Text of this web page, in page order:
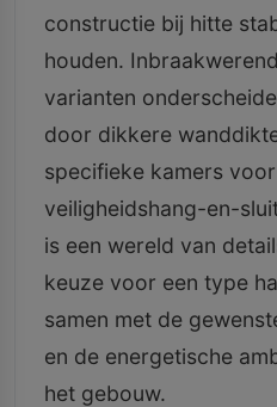
constructie bij hitte
houden.
varianten
door dikkere
specifieke kamers
veiligheidshang-en-
is een wereld van
keuze voor een type
samen met de
en de energetische
het gebouw.